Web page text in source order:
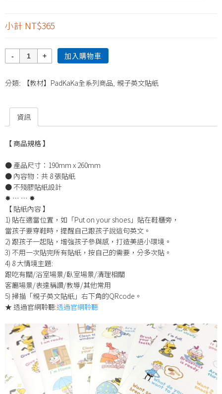
小計 NT$365
量
加入購物車
分類: 【教材】PadKaKa全系列商品, 親子英文貼紙
資訊
【 商品規格 】
● 產品尺寸：190mm x 260mm
● 內容物：共 8 張貼紙
● 不殘膠貼紙設計
✸ ⋯ ⋯ ✸
【 貼紙內容 】
1) 貼在適當位置，如「Put on your shoes」貼在鞋櫃旁，
當孩子要穿鞋時，提醒自己跟孩子說這句英文。
2) 跟孩子一起貼，增強孩子參與感，打造美語小環境。
3) 不用一次貼完所有貼紙，按自己的需要，分多次貼。
4) 8 大情境主題:
跟吃有關/浴室場景/臥室場景/清理相關
客廳場景/表達稱讚/教導/其他常用
5) 掃描「親子英文貼紙」右下角的QRcode。
★ 透過官網聆聽:透過官網聆聽